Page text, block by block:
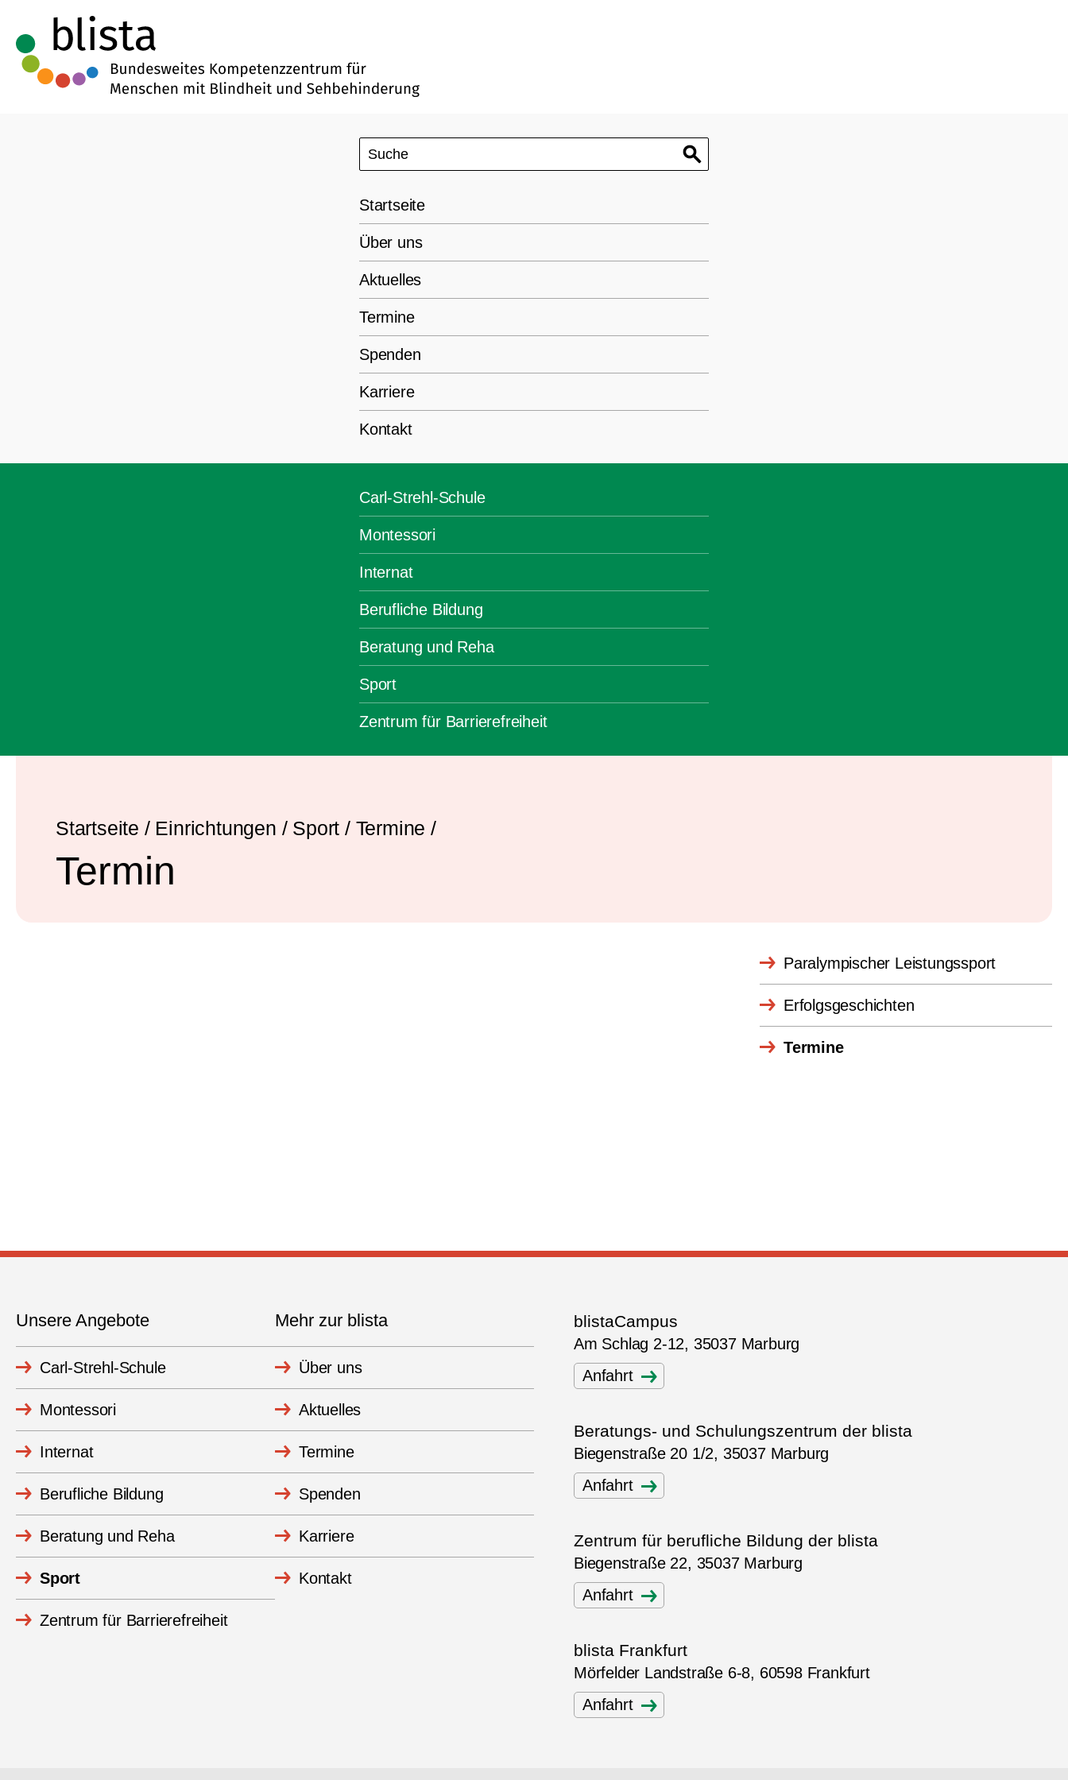
Startseite
Über uns
Aktuelles
Termine
Spenden
Karriere
Kontakt
Carl-Strehl-Schule
Montessori
Internat
Berufliche Bildung
Beratung und Reha
Sport
Zentrum für Barrierefreiheit
Startseite / Einrichtungen / Sport / Termine /
Termin
Paralympischer Leistungssport
Erfolgsgeschichten
Termine
Unsere Angebote
Carl-Strehl-Schule
Montessori
Internat
Berufliche Bildung
Beratung und Reha
Sport
Zentrum für Barrierefreiheit
Mehr zur blista
Über uns
Aktuelles
Termine
Spenden
Karriere
Kontakt
blistaCampus
Am Schlag 2-12, 35037 Marburg
Anfahrt
Beratungs- und Schulungszentrum der blista
Biegenstraße 20 1/2, 35037 Marburg
Anfahrt
Zentrum für berufliche Bildung der blista
Biegenstraße 22, 35037 Marburg
Anfahrt
blista Frankfurt
Mörfelder Landstraße 6-8, 60598 Frankfurt
Anfahrt